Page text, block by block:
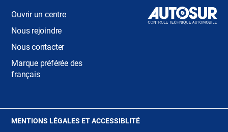
Ouvrir un centre
Nous rejoindre
Nous contacter
Marque préférée des
français
MENTIONS LÉGALES ET ACCESSIBLITÉ(OUVRE